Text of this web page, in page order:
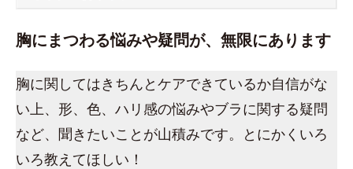
胸にまつわる悩みや疑問が、無限にあります
胸に関してはきちんとケアできているか自信がな
い上、形、色、ハリ感の悩みやブラに関する疑問
など、聞きたいことが山積みです。とにかくいろ
いろ教えてほしい！